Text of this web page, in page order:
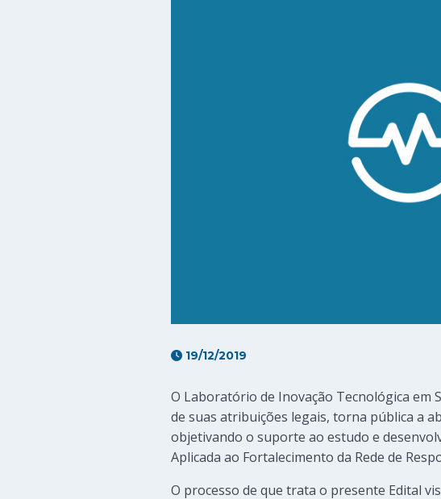
19/12/2019
O Laboratório de Inovação Tecnológica em
de suas atribuições legais, torna pública a
objetivando o suporte ao estudo e
Aplicada ao Fortalecimento da Rede de
O processo de que trata o presente Edital